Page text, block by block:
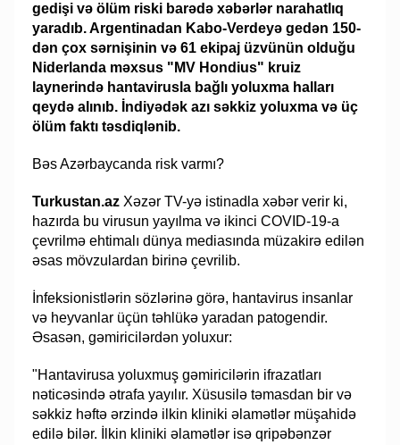
gedişi və ölüm riski barədə xəbərlər narahatlıq
yaradıb. Argentinadan Kabo-Verdeyə gedən 150-
dən çox sərnişinin və 61 ekipaj üzvünün olduğu
Niderlanda məxsus "MV Hondius" kruiz
laynerində hantavirusla bağlı yoluxma halları
qeydə alınıb. İndiyədək azı səkkiz yoluxma və üç
ölüm faktı təsdiqlənib.
Bəs Azərbaycanda risk varmı?
Turkustan.az Xəzər TV-yə istinadla xəbər verir ki,
hazırda bu virusun yayılma və ikinci COVID-19-a
çevrilmə ehtimalı dünya mediasında müzakirə edilən
əsas mövzulardan birinə çevrilib.
İnfeksionistlərin sözlərinə görə, hantavirus insanlar
və heyvanlar üçün təhlükə yaradan patogendir.
Əsasən, gəmiricilərdən yoluxur:
"Hantavirusa yoluxmuş gəmiricilərin ifrazatları
nəticəsində ətrafa yayılır. Xüsusilə təmasdan bir və
səkkiz həftə ərzində ilkin kliniki əlamətlər müşahidə
edilə bilər. İlkin kliniki əlamətlər isə qripəbənzər